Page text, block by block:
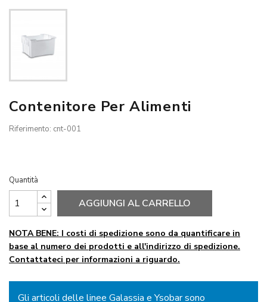
Contenitore Per Alimenti
Riferimento: cnt-001
Quantità
AGGIUNGI AL CARRELLO
NOTA BENE: I costi di spedizione sono da quantificare in
base al numero dei prodotti e all'indirizzo di spedizione.
Contattateci per informazioni a riguardo.
Gli articoli delle linee Galassia e Ysobar sono